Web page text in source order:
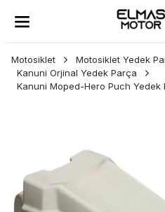
Motosiklet
Motosiklet Yedek
Kanuni Orjinal Yedek Parça
Kanuni Moped-Hero Puch Yedek